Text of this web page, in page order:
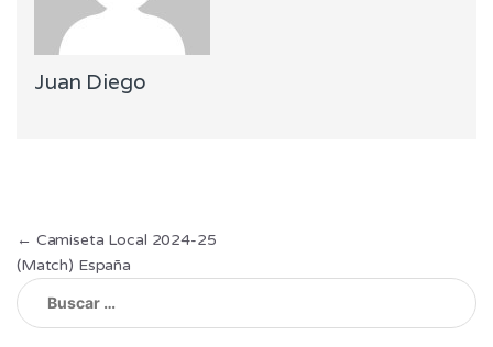
Juan Diego
Navegación
de
entradas
← Camiseta Local 2024-25
(Match) España
Buscar: